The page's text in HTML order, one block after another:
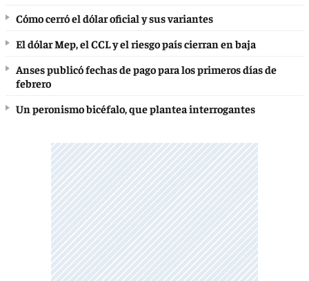
Cómo cerró el dólar oficial y sus variantes
El dólar Mep, el CCL y el riesgo país cierran en baja
Anses publicó fechas de pago para los primeros días de
febrero
Un peronismo bicéfalo, que plantea interrogantes